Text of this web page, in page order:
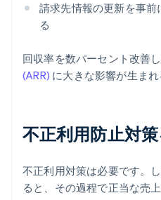
請求先情報の更新を事
る
回収率を数パーセント改善し
(ARR) に大きな影響が生まれ
不正利用防止対
不正利用対策は必要です。
ると、その過程で正当な売